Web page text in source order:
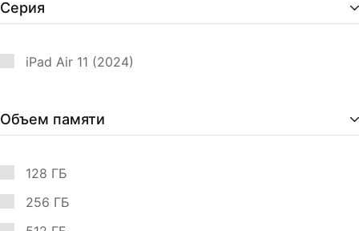
Серия
iPad Air 11 (2024)
Объем памяти
128 ГБ
256 ГБ